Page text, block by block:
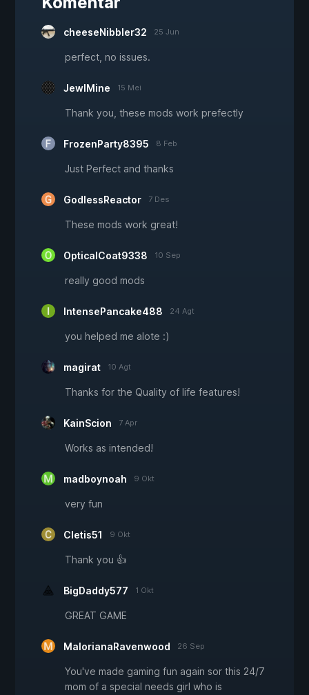
cheeseNibbler32 25 Jun
perfect, no issues.
JewlMine 15 Mei
Thank you, these mods work prefectly
FrozenParty8395 8 Feb
Just Perfect and thanks
GodlessReactor 7 Des
These mods work great!
OpticalCoat9338 10 Sep
really good mods
IntensePancake488 24 Agt
you helped me alote :)
magirat 10 Agt
Thanks for the Quality of life features!
KainScion 7 Apr
Works as intended!
madboynoah 9 Okt
very fun
Cletis51 9 Okt
Thank you 👍
BigDaddy577 1 Okt
GREAT GAME
MalorianaRavenwood 26 Sep
You've made gaming fun again sor this 24/7
mom of a special needs girl who is